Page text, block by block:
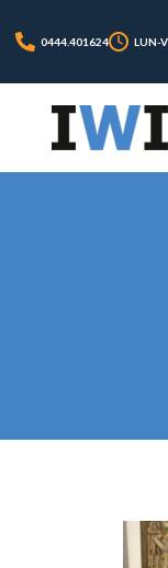
0444.401624 LUN-